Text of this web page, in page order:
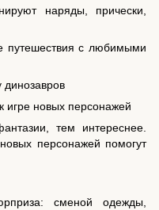
наряды, прически,
путешествия с любимыми
динозавров
новых персонажей
тем интереснее.
персонажей помогут
сменой одежды,